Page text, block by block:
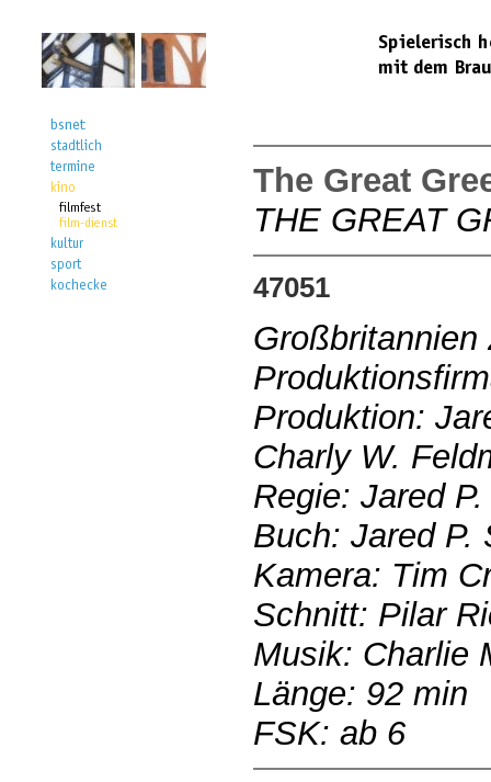
The Great
THE GREAT
47051
Großbritannien
Produktion:
Charly W.
Regie: Jared
Buch: Jared P.
Kamera: Tim
Schnitt: Pilar
Musik: Charlie
Länge: 92 min
FSK: ab 6